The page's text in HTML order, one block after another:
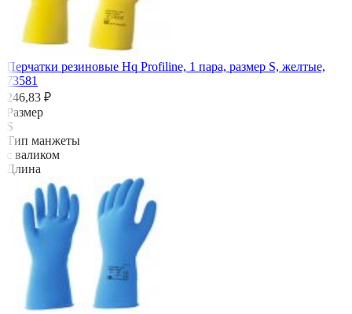
Перчатки резиновые Hq Profiline, 1 пара, размер S, желтые,
73581
246,83 ₽
Размер
S
Тип манжеты
с валиком
Длина